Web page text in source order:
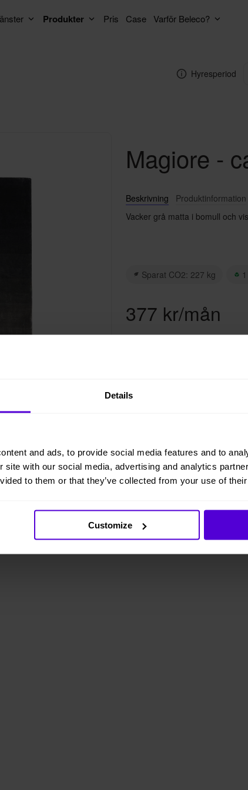
Details
and ads, to provide social media features and to
site with our social media, advertising and analytics
to them or that they’ve collected from your use of their
Customize
Produkter Pris Case Varför Beleco?
Hyresperiod
Magiore -
Beskrivning
Produktinformation
Vacker grå matta i bomull och
Sparat CO2: 227 kg
377 kr/mån
Hyresperioden löper
Avsluta hyresperioden när
Helt flexibelt